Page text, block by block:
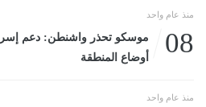
منذ عام واحد
08
موسكو تحذر واشنطن: دعم
أوضاع المنطقة
منذ عام واحد